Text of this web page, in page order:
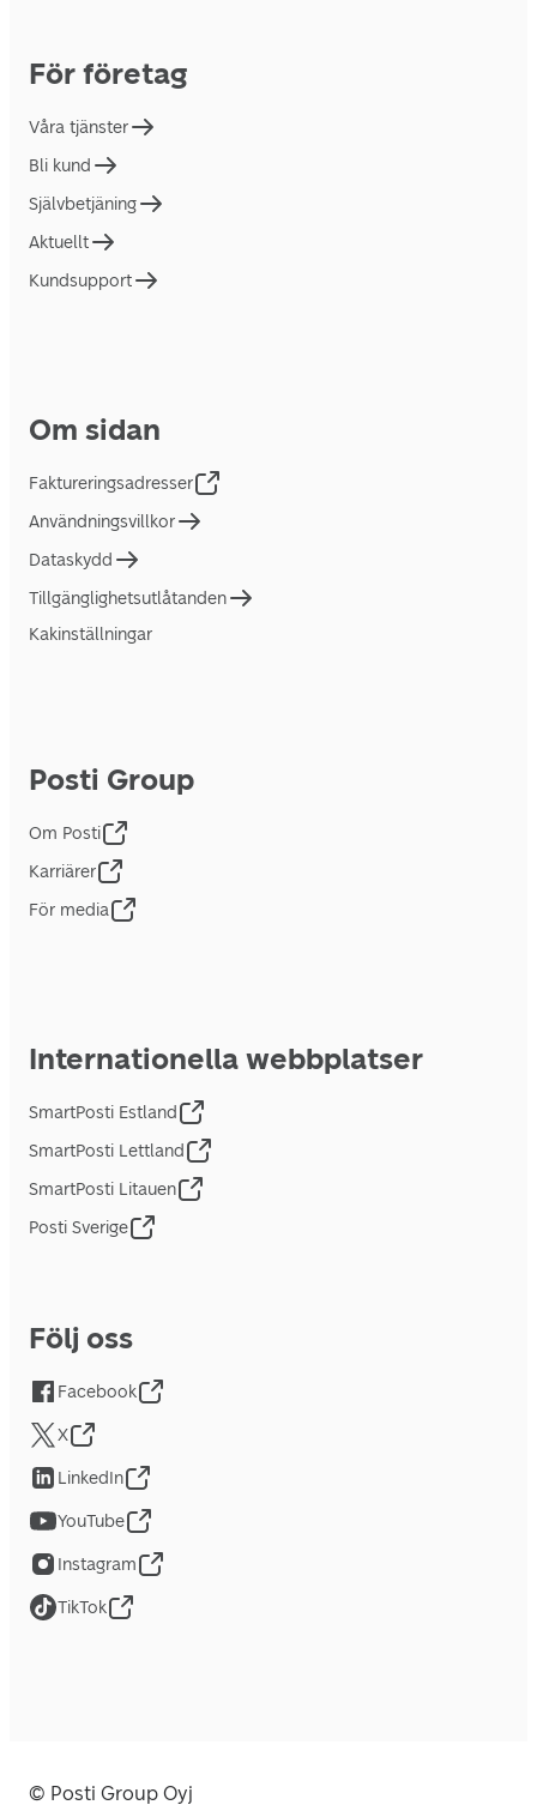
För företag
Våra tjänster
Bli kund
Självbetjäning
Aktuellt
Kundsupport
Om sidan
Faktureringsadresser
Användningsvillkor
Dataskydd
Tillgänglighetsutlåtanden
Kakinställningar
Posti Group
Om Posti
Karriärer
För media
Internationella webbplatser
SmartPosti Estland
SmartPosti Lettland
SmartPosti Litauen
Posti Sverige
Följ oss
Facebook
X
LinkedIn
YouTube
Instagram
TikTok
© Posti Group Oyj